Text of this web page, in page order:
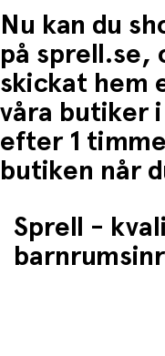
Nu kan du
på sprell.se,
skickat hem
våra butiker i
efter 1
butiken når
Sprell -